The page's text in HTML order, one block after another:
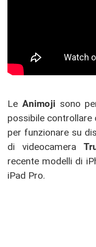
Le Animoji sono
possibile
per funzionare su
di videocamera
recente modelli di
iPad Pro.